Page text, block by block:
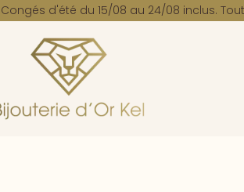
d'été du 15/08 au 24/08 inclus.